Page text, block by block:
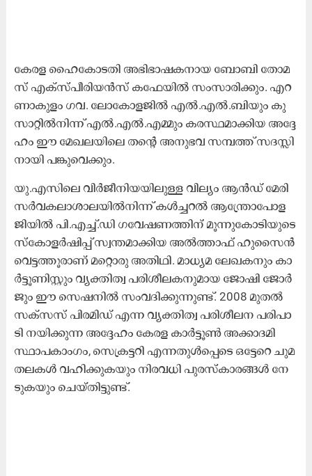
കേ​ര​ള ഹൈ​കോ​ട​തി അ​ഭി​ഭാ​ഷ​ക​നാ​യ ബോ​ബി തോ​മ​
സ് എ​ക്സ്പീ​രി​യ​ൻ​സ് ക​ഫേ​യി​ൽ സം​സാ​രി​ക്കും. എ​റ​
ണാ​കു​ളം ഗ​വ. ലോ​കോ​ള​ജി​ൽ എ​ൽ.​എ​ൽ.​ബി​യും കു​
സാ​റ്റി​ൽ​നി​ന്ന് എ​ൽ.​എ​ൽ.​എ​മ്മും ക​ര​സ്ഥ​മാ​ക്കി​യ അ​ദ്ദേ​
ഹം ഈ ​മേ​ഖ​ല​യി​ലെ ത​ന്‍റെ അ​നു​ഭ​വ സ​മ്പ​ത്ത് സ​ദ​സ്സി​
നാ​യി പ​ങ്കു​വെ​ക്കും.
യു.​എ​സി​ലെ വി​ർ​ജീ​നി​യ​യി​ലു​ള്ള വി​ല്യം ആ​ൻ​ഡ് മേ​രി
സ​ർ​വ​ക​ലാ​ശാ​ല​യി​ൽ​നി​ന്ന് ക​ൾ​ച്ച​റ​ൽ ആ​ന്ത്രോ​പോ​ള​
ജി​യി​ൽ പി.​എ​ച്ച്.​ഡി ഗ​വേ​ഷ​ണ​ത്തി​ന് മൂ​ന്നു​കോ​ടി​യു​ടെ
സ്കോ​ള​ർ​ഷി​പ്പ് സ്വ​ന്ത​മാ​ക്കി​യ അ​ൽ​ത്താ​ഫ് ഹു​സൈ​ൻ
വെ​ട്ട​ത്തൂ​രാ​ണ് മ​റ്റൊ​രു അ​തി​ഥി. മാ​ധ്യ​മ ലേ​ഖ​ക​നും കാ​
ർ​ട്ടൂ​ണി​സ്റ്റും വ്യ​ക്തി​ത്വ പ​രി​ശീ​ല​ക​നു​മാ​യ ജോ​ഷി ജോ​ർ​
ജും ഈ ​സെ​ഷ​നി​ൽ സം​വ​ദി​ക്കു​ന്നു​ണ്ട്. 2008 മു​ത​ൽ
സ​ക്സ​സ് പി​ര​മി​ഡ് എ​ന്ന വ്യ​ക്തി​ത്വ പ​രി​ശീ​ല​ന പ​രി​പാ​
ടി ന​യി​ക്കു​ന്ന അ​ദ്ദേ​ഹം കേ​ര​ള കാ​ർ​ട്ടൂ​ൺ അ​ക്കാ​ദ​മി
സ്ഥാ​പ​കാം​ഗം, സെ​ക്ര​ട്ട​റി എ​ന്ന​തു​ൾ​പ്പെ​ടെ ഒ​ട്ടേ​റെ ചു​മ​
ത​ല​ക​ൾ വ​ഹി​ക്കു​ക​യും നി​ര​വ​ധി പു​ര​സ്കാ​ര​ങ്ങ​ൾ നേ​
ടു​ക​യും ചെ​യ്തി​ട്ടു​ണ്ട്.